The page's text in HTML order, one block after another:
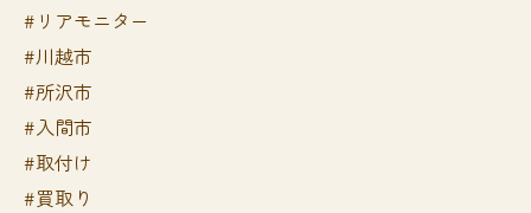
#リアモニター
#川越市
#所沢市
#入間市
#取付け
#買取り